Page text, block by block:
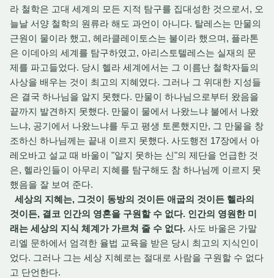
라 철학은 고대 세계의 모든 지적 탐구를 집대성한 것으로서, 오
늘날 서양 철학의 원류라 해도 과언이 아니다. 탈레스는 만물의
근원이 물이라 했고, 헤라클레이토스는 불이라 했으며, 플라톤
은 이데아의 세계를 탐구하였고, 아리스토텔레스는 실재의 문
제를 파고들었다. 당시 헬라 세계에서는 그 이름난 철학자들의
사상을 배우는 것이 최고의 지혜였다. 그러나 그 위대한 지성들
은 결국 하나님을 알지 못했다. 만물이 하나님으로부터 왔음을
끝까지 발견하지 못했다. 만물이 물에서 나왔느냐 불에서 나왔
느냐, 공기에서 나왔느냐를 두고 평생 토론했지만, 그 만물을 창
조하신 하나님께는 끝내 이르지 못했다. 사도행전 17장에서 아
레오바고 설교 때 바울이 "알지 못하는 신"의 제단을 언급한 것
은, 헬라인들이 아무리 지혜를 탐구해도 참 하나님께 이르지 못
했음을 잘 보여 준다.
세상의 지혜는, 그것이 동방의 것이든 애굽의 것이든 헬라의
것이든, 결코 인간의 영혼을 구원할 수 없다. 인간의 영원한 미
래는 세상의 지식 체계가 가르쳐 줄 수 없다. 사도 바울은 가말
리엘 문하에서 엄격한 율법 교육을 받은 당시 최고의 지식인이
었다. 그러나 그는 세상 지혜로는 절대로 사람을 구원할 수 없다
고 단언한다.